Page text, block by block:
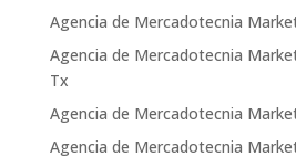
Agencia de Mercadotecnia
Agencia de Mercadotecnia
Tx
Agencia de Mercadotecnia
Agencia de Mercadotecnia